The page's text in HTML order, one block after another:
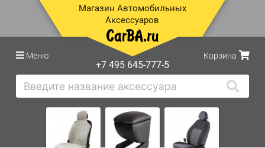
Магазин Автомобильных
Аксессуаров
Меню
+7 495 645-777-5
Корзина